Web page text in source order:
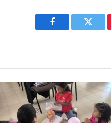
Facebook